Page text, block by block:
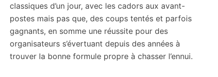
classiques d’un jour, avec les cadors aux avant-
postes mais pas que, des coups tentés et parfois
gagnants, en somme une réussite pour des
organisateurs s’évertuant depuis des années à
trouver la bonne formule propre à chasser l’ennui.